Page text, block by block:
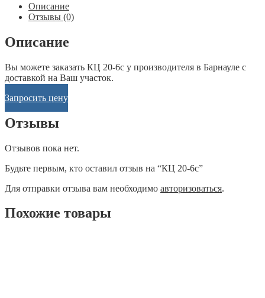
Описание
Отзывы (0)
Описание
Вы можете заказать КЦ 20-6с у производителя в Барнауле с
доставкой на Ваш участок.
Запросить цену
Отзывы
Отзывов пока нет.
Будьте первым, кто оставил отзыв на “КЦ 20-6с”
Для отправки отзыва вам необходимо авторизоваться.
Похожие товары